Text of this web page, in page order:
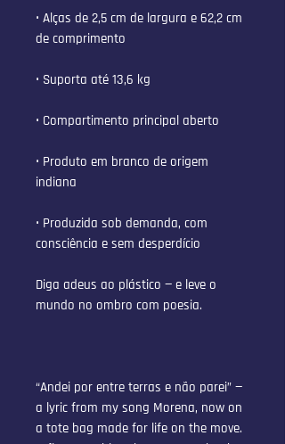
• Alças de 2,5 cm de largura e 62,2 cm
de comprimento
• Suporta até 13,6 kg
• Compartimento principal aberto
• Produto em branco de origem
indiana
• Produzida sob demanda, com
consciência e sem desperdício
Diga adeus ao plástico — e leve o
mundo no ombro com poesia.
“Andei por entre terras e não parei” —
a lyric from my song Morena, now on
a tote bag made for life on the move.